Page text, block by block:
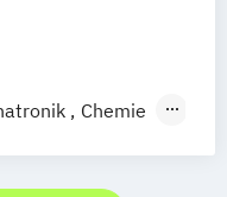
Chemie